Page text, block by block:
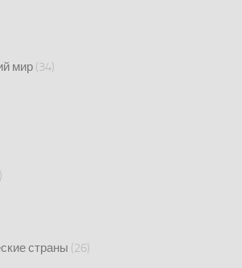
мир (34)
страны (26)